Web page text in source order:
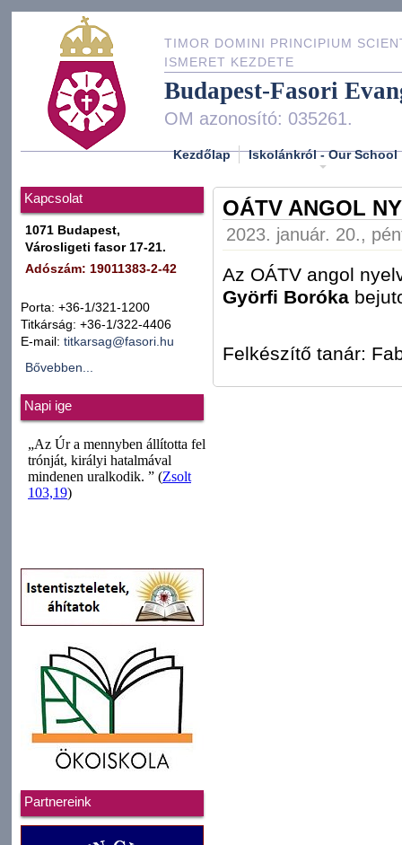
TIMOR DOMINI PRINCIPIUM
ISMERET KEZDETE
Budapest-Fasori
OM azonosító: 035261.
Kezdőlap Iskolánkról - Our School
Kapcsolat
1071 Budapest,
Városligeti fasor 17-21.
Adószám: 19011383-2-42
Porta: +36-1/321-1200
Titkárság: +36-1/322-4406
E-mail: titkarsag@fasori.hu
Bővebben...
Napi ige
Partnereink
OÁTV ANGOL
2023. január. 20.,
Az OÁTV angol
Györfi Boróka
Felkészítő tanár: